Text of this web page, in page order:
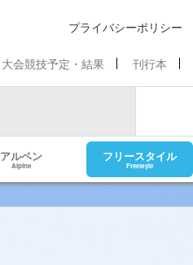
プライバシーポリシー
大会競技予定・結果 刊行本
アルペン
Alpine
フリースタイル
Freestyle